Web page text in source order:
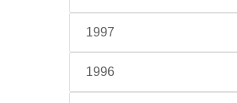
1997
1996